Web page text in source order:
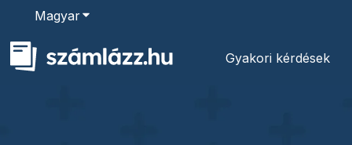
MagyarAlmenü megjelenítése fordításokhoz
Gyakori kérdések